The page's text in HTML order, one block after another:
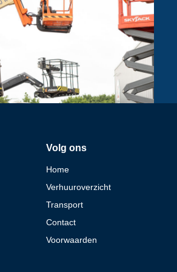
Volg ons
Home
Verhuuroverzicht
Transport
Contact
Voorwaarden